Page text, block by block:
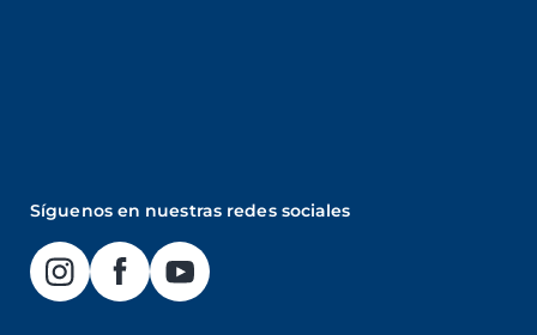
Síguenos en nuestras redes sociales